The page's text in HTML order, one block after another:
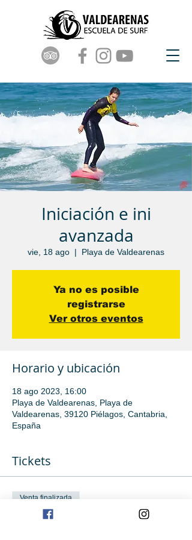
Iniciación e ini
avanzada
vie, 18 ago
  |
Playa de Valdearenas
Ya no es posible
registrarse
Ver otros eventos
Horario y ubicación
18 ago 2023, 16:00
Playa de Valdearenas, Playa de
Valdearenas, 39120 Piélagos, Cantabria,
España
Tickets
Venta finalizada
Tipo de entrada